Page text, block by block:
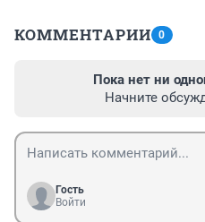
КОММЕНТАРИИ 0
Пока нет ни
Начните
Гость
Войти